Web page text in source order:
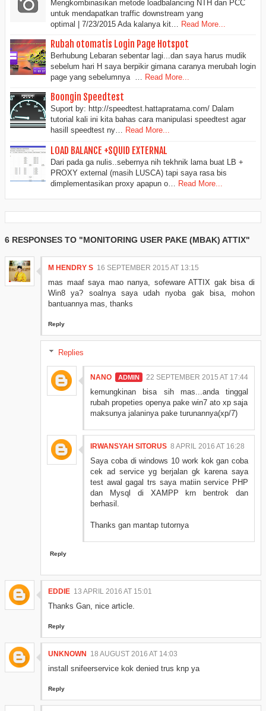
Mengkombinasikan metode loadbalancing NTH dan PCC
untuk mendapatkan traffic downstream yang
optimal | 7/23/2015 Ada kalanya kit…
Read More...
Rubah otomatis Login Page Hotspot
Berhubung Lebaran sebentar lagi...dan saya harus mudik
sebelum hari H saya berpikir gimana caranya merubah login
page yang sebelumnya … Read More...
Boongin Speedtest
Suport by: http://speedtest.hattapratama.com/ Dalam
tutorial kali ini kita bahas cara manipulasi speedtest agar
hasill speedtest ny… Read More...
LOAD BALANCE +SQUID EXTERNAL
Dari pada ga nulis..sebernya nih tekhnik lama buat LB +
PROXY external (masih LUSCA) tapi saya rasa bis
dimplementasikan proxy apapun o…
Read More...
6 RESPONSES TO "MONITORING USER PAKE (MBAK) ATTIX"
M HENDRY S 16 SEPTEMBER 2015 AT 13:15
mas maaf saya mao nanya, sofeware ATTIX gak bisa di
Win8 ya? soalnya saya udah nyoba gak bisa, mohon
bantuannya mas, thanks
Reply
Replies
NANO 22 SEPTEMBER 2015 AT 17:44
kemungkinan bisa sih mas...anda tinggal
rubah propeties openya pake win7 ato xp saja
maksunya jalaninya pake turunannya(xp/7)
IRWANSYAH SITORUS 8 APRIL 2016 AT 16:28
Saya coba di windows 10 work kok gan coba
cek ad service yg berjalan gk karena saya
test awal gagal trs saya matiin service PHP
dan Mysql di XAMPP krn bentrok dan
berhasil.
Thanks gan mantap tutornya
Reply
EDDIE 13 APRIL 2016 AT 15:01
Thanks Gan, nice article.
Reply
UNKNOWN 18 AUGUST 2016 AT 14:03
install snifeerservice kok denied trus knp ya
Reply